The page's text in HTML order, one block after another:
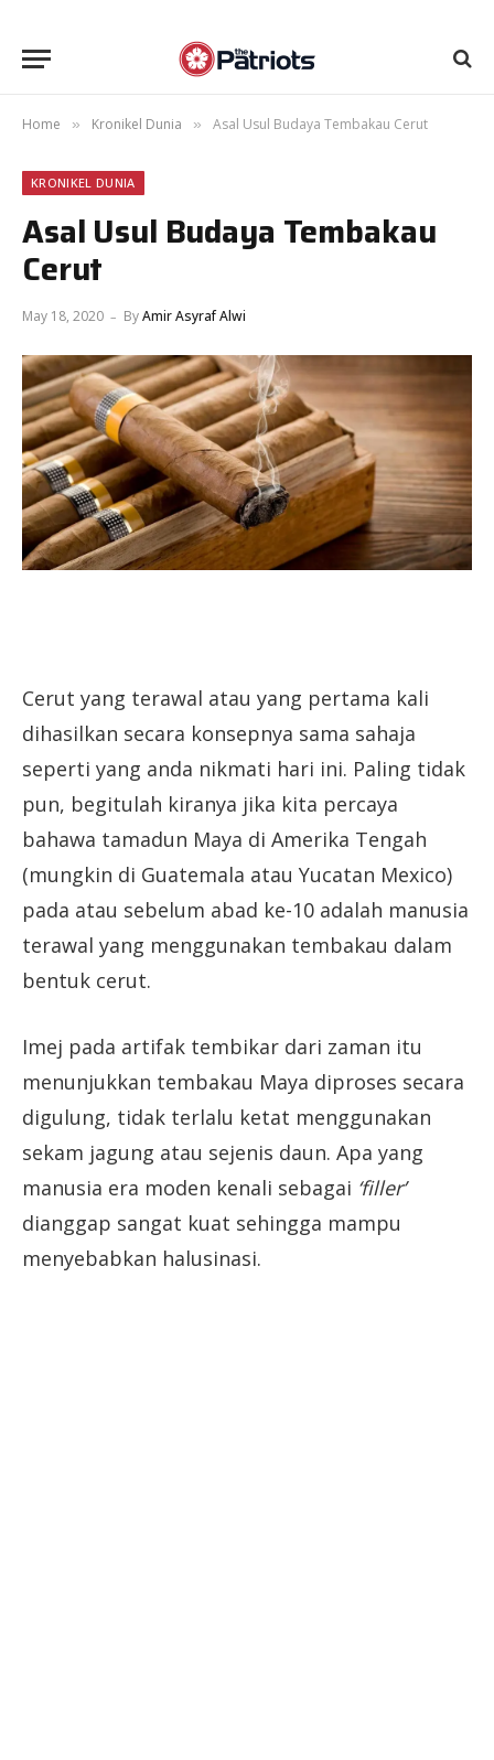
Home » Kronikel Dunia » Asal Usul Budaya Tembakau Cerut
KRONIKEL DUNIA
Asal Usul Budaya Tembakau
Cerut
May 18, 2020 ByAmir Asyraf Alwi
Cerut yang terawal atau yang pertama kali
dihasilkan secara konsepnya sama sahaja
seperti yang anda nikmati hari ini. Paling tidak
pun, begitulah kiranya jika kita percaya
bahawa tamadun Maya di Amerika Tengah
(mungkin di Guatemala atau Yucatan Mexico)
pada atau sebelum abad ke-10 adalah manusia
terawal yang menggunakan tembakau dalam
bentuk cerut.
Imej pada artifak tembikar dari zaman itu
menunjukkan tembakau Maya diproses secara
digulung, tidak terlalu ketat menggunakan
sekam jagung atau sejenis daun. Apa yang
manusia era moden kenali sebagai ‘filler’
dianggap sangat kuat sehingga mampu
menyebabkan halusinasi.